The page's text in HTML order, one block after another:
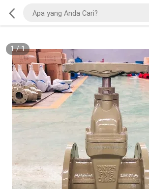
1/1